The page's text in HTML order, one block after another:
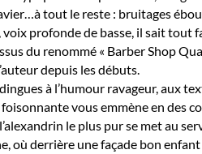
tout le reste : bruitages
profonde de basse, il sait tout
du renommé « Barber Shop
depuis les débuts.
à l’humour ravageur, aux
vous emmène en des
le plus pur se met au
où derrière une façade bon enfant